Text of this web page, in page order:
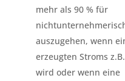
mehr als 90 % für
auszugehen, wenn
erzeugten Stroms
wird oder wenn eine